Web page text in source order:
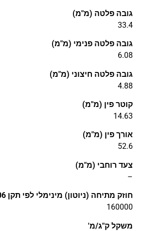
גובה פלטה (מ"מ)
33.4
גובה פלטה פנימי (מ"מ)
6.08
גובה פלטה חיצוני (מ"מ)
4.88
קוטר פין (מ"מ)
14.63
אורך פין (מ"מ)
52.6
צעד רוחבי (מ"מ)
–
חוזק מתיחה (ניוטון) מינימלי לפי תקן ISO 606
160000
משקל ק"ג/מ'